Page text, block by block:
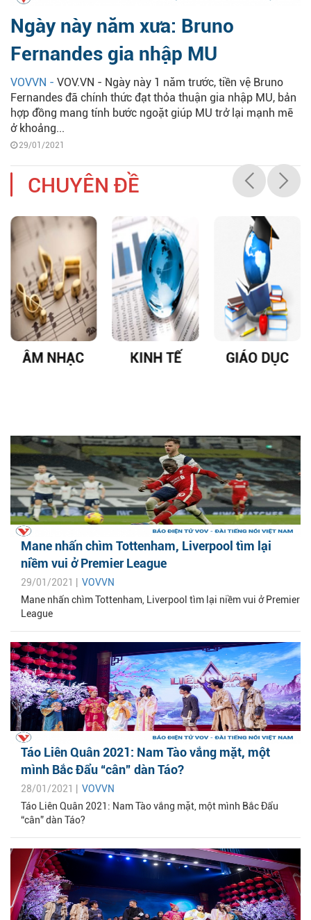
Ngày này năm xưa: Bruno
Fernandes gia nhập MU
VOVVN - VOV.VN - Ngày này 1 năm trước, tiền vệ Bruno
Fernandes đã chính thức đạt thỏa thuận gia nhập MU, bản
hợp đồng mang tính bước ngoặt giúp MU trở lại mạnh mẽ
ở khoảng...
29/01/2021
CHUYÊN ĐỀ
ÂM NHẠC KINH TẾ GIÁO DỤC
Mane nhấn chìm Tottenham, Liverpool tìm lại
niềm vui ở Premier League
29/01/2021 | VOVVN
Mane nhấn chìm Tottenham, Liverpool tìm lại niềm vui ở Premier
League
Táo Liên Quân 2021: Nam Tào vắng mặt, một
mình Bắc Đẩu “cân” dàn Táo?
28/01/2021 | VOVVN
Táo Liên Quân 2021: Nam Tào vắng mặt, một mình Bắc Đẩu
“cân” dàn Táo?